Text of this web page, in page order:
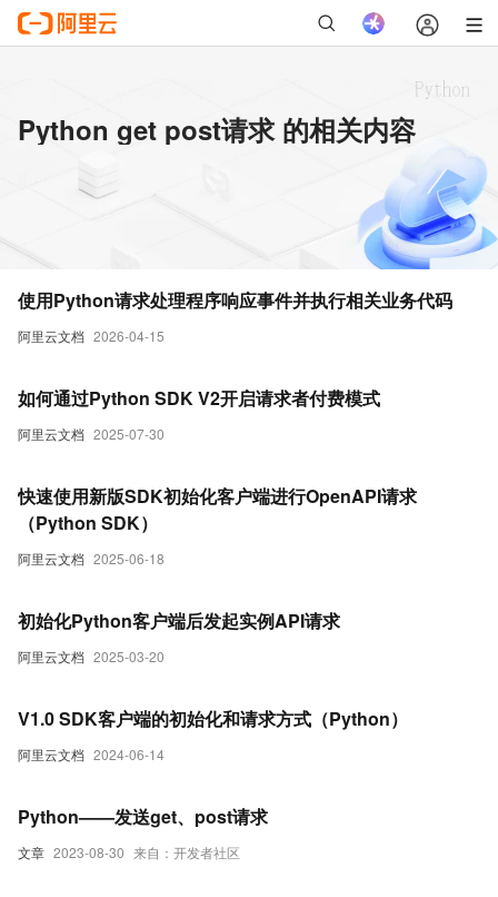
Python get post请求 的相关内容
阿里云文档 2026-04-15
使用Python请求处理程序响应事件并执行相关业务代码
阿里云文档 2025-07-30
如何通过Python SDK V2开启请求者付费模式
阿里云文档 2025-06-18
快速使用新版SDK初始化客户端进行OpenAPI请求
（Python SDK）
阿里云文档 2025-03-20
初始化Python客户端后发起实例API请求
阿里云文档 2024-06-14
V1.0 SDK客户端的初始化和请求方式（Python）
文章 2023-08-30 来自：开发者社区
Python——发送get、post请求